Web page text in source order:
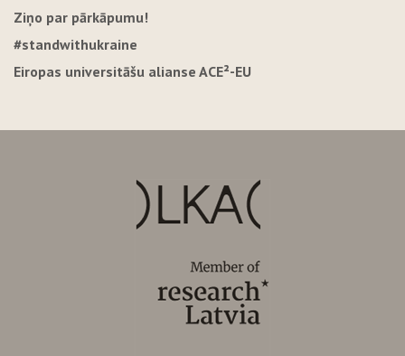
Ziņo par pārkāpumu!
#standwithukraine
Eiropas universitāšu alianse ACE²-EU